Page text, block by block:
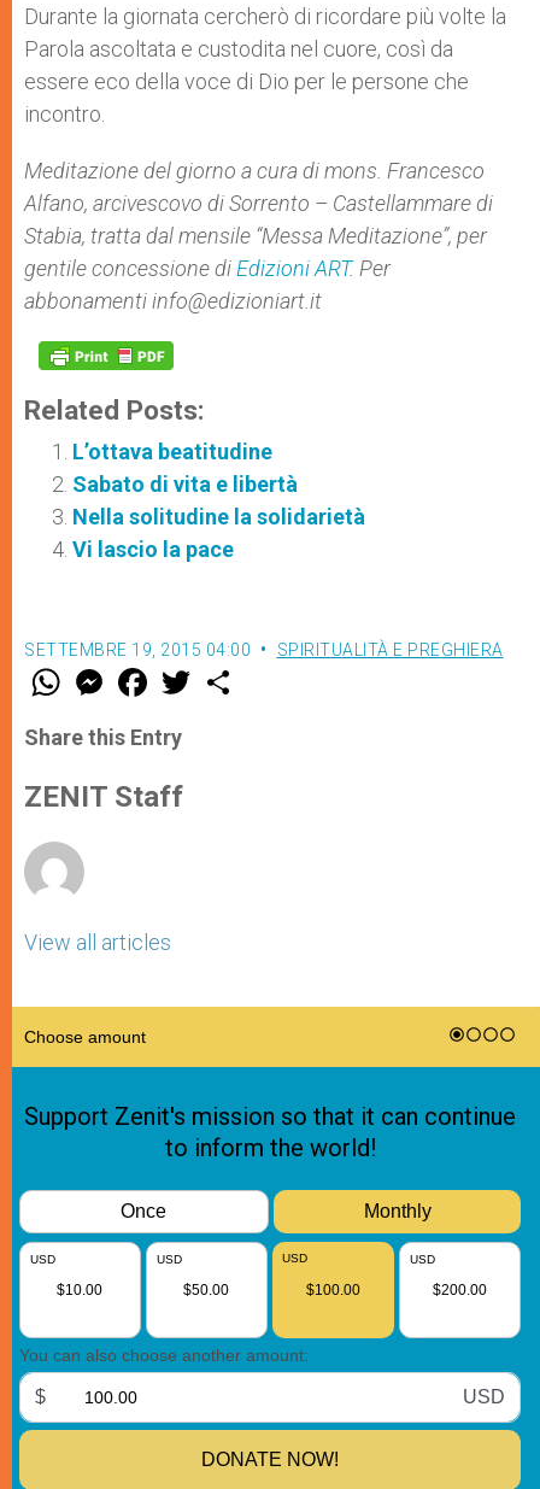
Durante la giornata cercherò di ricordare più volte la
Parola ascoltata e custodita nel cuore, così da
essere eco della voce di Dio per le persone che
incontro.
Meditazione del giorno a cura di mons. Francesco
Alfano, ar​civescovo di Sorrento – Castellammare di
Stabia, tratta dal mensile “Messa Meditazione”, per
gentile concessione di Edizioni ART. Per
abbonamentiinfo@edizioniart.it
Related Posts:
L’ottava beatitudine
Sabato di vita e libertà
Nella solitudine la solidarietà
Vi lascio la pace
SETTEMBRE 19, 2015 04:00 SPIRITUALITÀ E PREGHIERA
W
t
s
p
p
M
e
s
e
g
e
F
a
e
b
o
k
w
Share this Entry
ZENIT Staff
View all articles